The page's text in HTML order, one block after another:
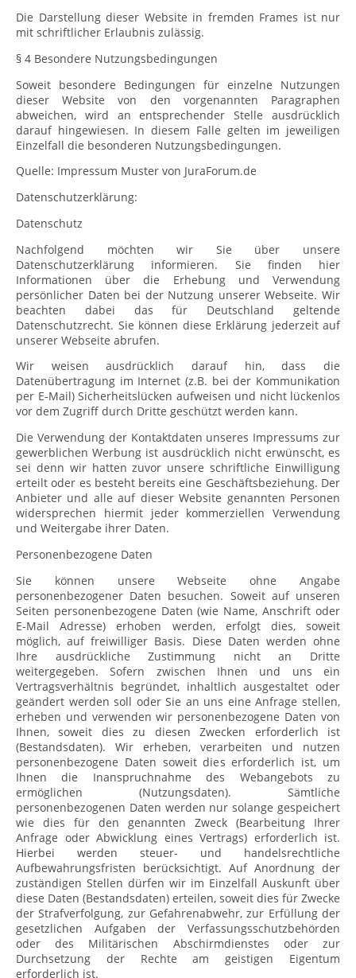
Die Darstellung dieser Website in fremden Frames ist nur
mit schriftlicher Erlaubnis zulässig.
§ 4 Besondere Nutzungsbedingungen
Soweit besondere Bedingungen für einzelne Nutzungen
dieser Website von den vorgenannten Paragraphen
abweichen, wird an entsprechender Stelle ausdrücklich
darauf hingewiesen. In diesem Falle gelten im jeweiligen
Einzelfall die besonderen Nutzungsbedingungen.
Quelle: Impressum Muster von JuraForum.de
Datenschutzerklärung:
Datenschutz
Nachfolgend möchten wir Sie über unsere
Datenschutzerklärung informieren. Sie finden hier
Informationen über die Erhebung und Verwendung
persönlicher Daten bei der Nutzung unserer Webseite. Wir
beachten dabei das für Deutschland geltende
Datenschutzrecht. Sie können diese Erklärung jederzeit auf
unserer Webseite abrufen.
Wir weisen ausdrücklich darauf hin, dass die
Datenübertragung im Internet (z.B. bei der Kommunikation
per E-Mail) Sicherheitslücken aufweisen und nicht lückenlos
vor dem Zugriff durch Dritte geschützt werden kann.
Die Verwendung der Kontaktdaten unseres Impressums zur
gewerblichen Werbung ist ausdrücklich nicht erwünscht, es
sei denn wir hatten zuvor unsere schriftliche Einwilligung
erteilt oder es besteht bereits eine Geschäftsbeziehung. Der
Anbieter und alle auf dieser Website genannten Personen
widersprechen hiermit jeder kommerziellen Verwendung
und Weitergabe ihrer Daten.
Personenbezogene Daten
Sie können unsere Webseite ohne Angabe
personenbezogener Daten besuchen. Soweit auf unseren
Seiten personenbezogene Daten (wie Name, Anschrift oder
E-Mail Adresse) erhoben werden, erfolgt dies, soweit
möglich, auf freiwilliger Basis. Diese Daten werden ohne
Ihre ausdrückliche Zustimmung nicht an Dritte
weitergegeben. Sofern zwischen Ihnen und uns ein
Vertragsverhältnis begründet, inhaltlich ausgestaltet oder
geändert werden soll oder Sie an uns eine Anfrage stellen,
erheben und verwenden wir personenbezogene Daten von
Ihnen, soweit dies zu diesen Zwecken erforderlich ist
(Bestandsdaten). Wir erheben, verarbeiten und nutzen
personenbezogene Daten soweit dies erforderlich ist, um
Ihnen die Inanspruchnahme des Webangebots zu
ermöglichen (Nutzungsdaten). Sämtliche
personenbezogenen Daten werden nur solange gespeichert
wie dies für den genannten Zweck (Bearbeitung Ihrer
Anfrage oder Abwicklung eines Vertrags) erforderlich ist.
Hierbei werden steuer- und handelsrechtliche
Aufbewahrungsfristen berücksichtigt. Auf Anordnung der
zuständigen Stellen dürfen wir im Einzelfall Auskunft über
diese Daten (Bestandsdaten) erteilen, soweit dies für Zwecke
der Strafverfolgung, zur Gefahrenabwehr, zur Erfüllung der
gesetzlichen Aufgaben der Verfassungsschutzbehörden
oder des Militärischen Abschirmdienstes oder zur
Durchsetzung der Rechte am geistigen Eigentum
erforderlich ist.